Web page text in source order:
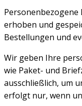
Personenbezogene
erhoben und
Bestellungen und
Wir geben Ihre
wie Paket- und
ausschließlich, um
erfolgt nur, wenn